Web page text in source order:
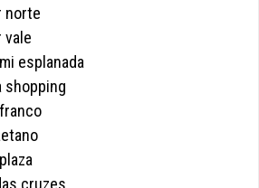
norte
vale
esplanada
shopping
cruzes